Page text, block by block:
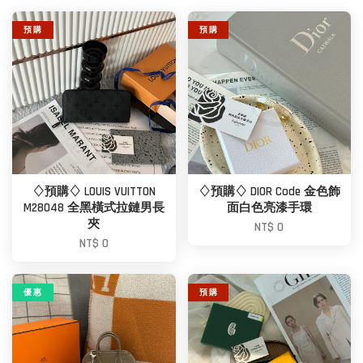
預 購
♢預購♢ LOUIS VUITTON
M28048 全黑橫式拉鏈男長
夾
NT$ 0
預 購
♢預購♢ DIOR Code 金色飾
面白色亮漆手環
NT$ 0
優 惠 預 購